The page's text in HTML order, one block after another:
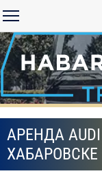
АРЕНДА
ХАБАРОВСКЕ